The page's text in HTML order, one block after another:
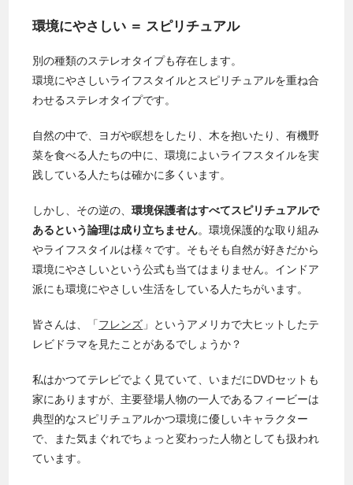
環境にやさしい ＝ スピリチュアル
別の種類のステレオタイプも存在します。
環境にやさしいライフスタイルとスピリチュアルを重ね合
わせるステレオタイプです。
自然の中で、ヨガや瞑想をしたり、木を抱いたり、有機野
菜を食べる人たちの中に、環境によいライフスタイルを実
践している人たちは確かに多くいます。
しかし、その逆の、環境保護者はすべてスピリチュアルで
あるという論理は成り立ちません。環境保護的な取り組み
やライフスタイルは様々です。そもそも自然が好きだから
環境にやさしいという公式も当てはまりません。インドア
派にも環境にやさしい生活をしている人たちがいます。
皆さんは、「フレンズ 」というアメリカで大ヒットしたテ
レビドラマを見たことがあるでしょうか？
私はかつてテレビでよく見ていて、いまだにDVDセットも
家にありますが、主要登場人物の一人であるフィービーは
典型的なスピリチュアルかつ環境に優しいキャラクター
で、また気まぐれでちょっと変わった人物としても扱われ
ています。